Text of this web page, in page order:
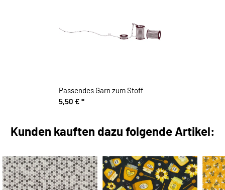
Passendes Garn zum Stoff
5,50 € *
Kunden kauften dazu folgende Artikel: